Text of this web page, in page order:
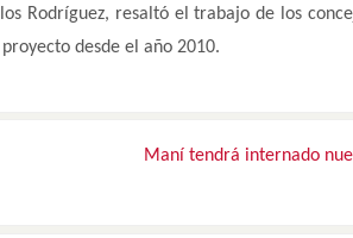
Rodríguez, resaltó el trabajo de los
desde el año 2010.
Maní tendrá internado